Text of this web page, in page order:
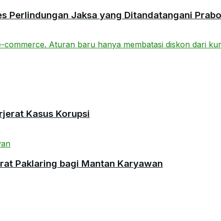
Perlindungan Jaksa yang Ditandatangani
Kasus Korupsi
Paklaring bagi Mantan Karyawan